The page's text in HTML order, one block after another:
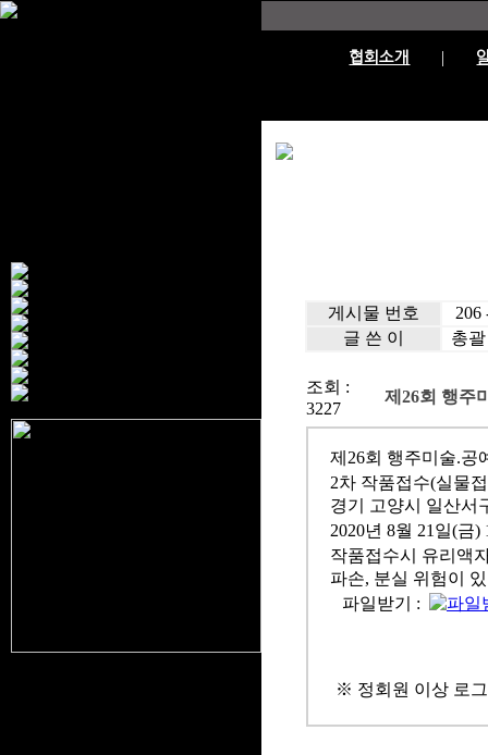
협회소개
게시물 번호
206
글 쓴 이
총괄
조회 :
3227
제26회 행주
제26회 행주미술.공
2차 작품접수(실물
경기 고양시 일산서
2020년 8월 21일(금)
작품접수시 유리액
파손, 분실 위험이
파일받기 :
※ 정회원 이상 로